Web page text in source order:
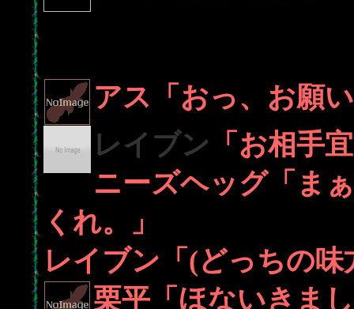
アス「おっ、お願
レイブン 「お相手
ニーズヘッグ「ま
くれ。」
レイブン「(どっちの
栗平「ほないきま